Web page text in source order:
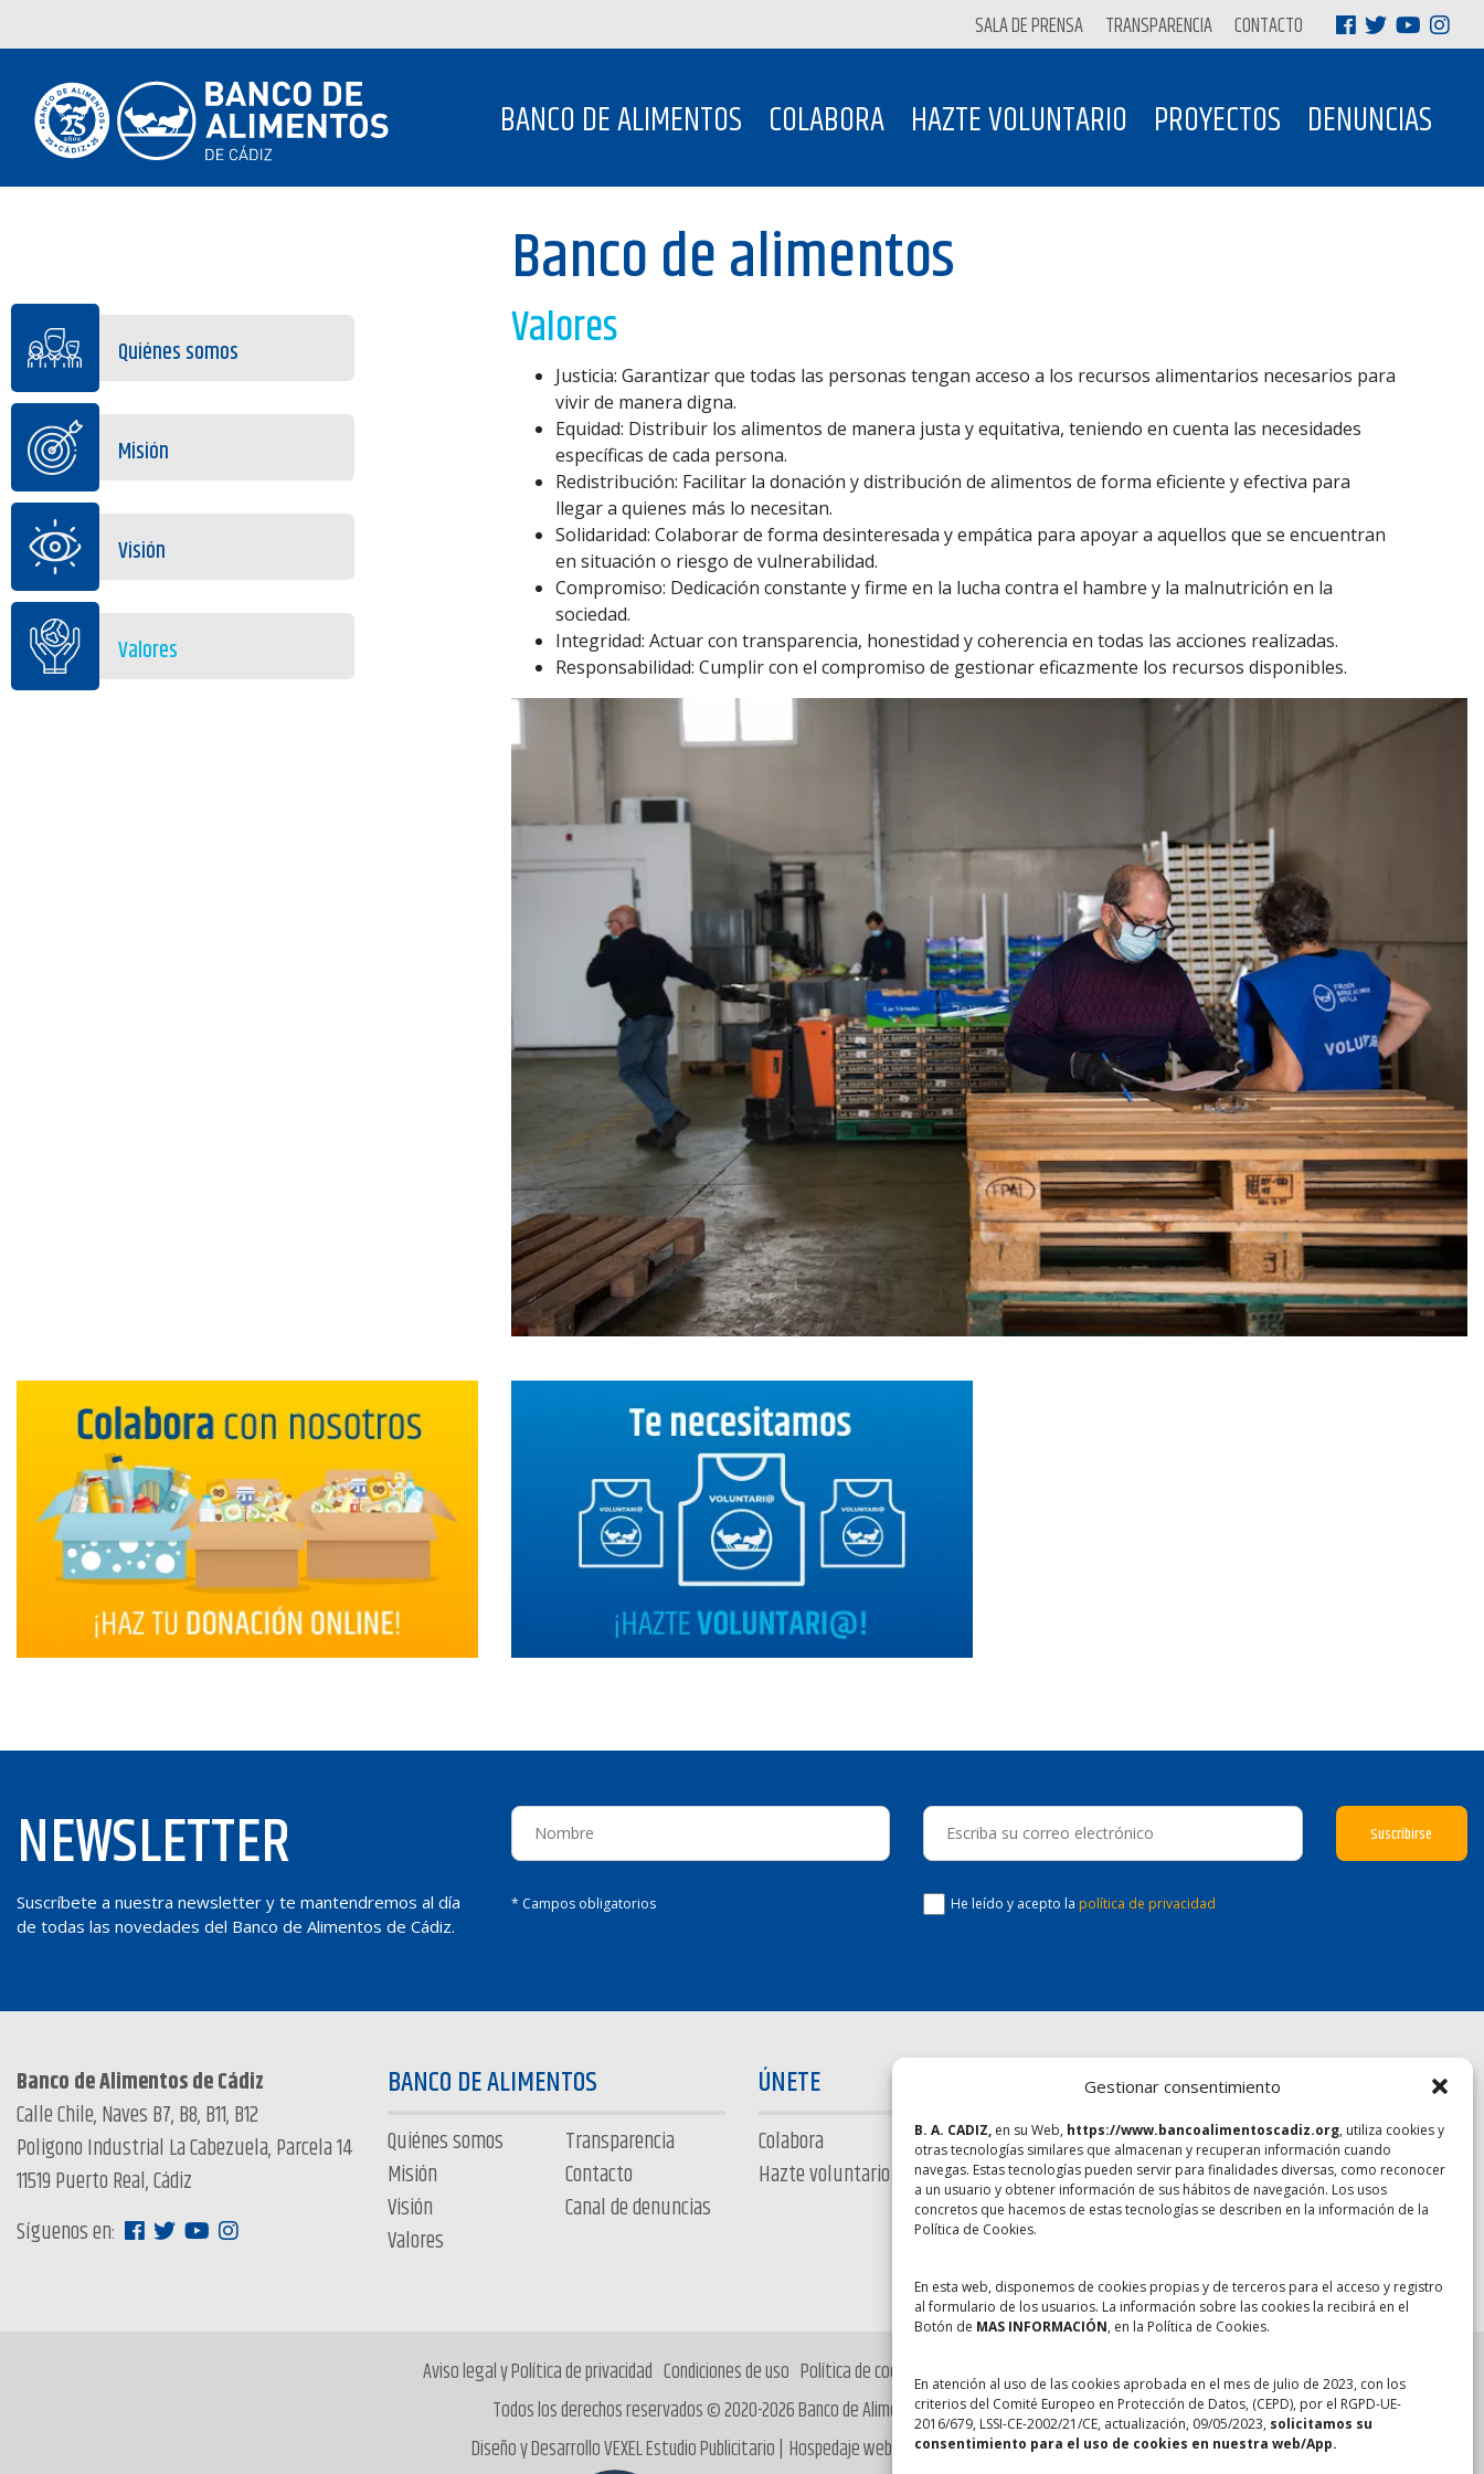
Gestionar consentimiento
B. A. CADIZ, en su Web, https://www.bancoalimentoscadiz.org, utiliza cookies y
otras tecnologías similares que almacenan y recuperan información cuando
navegas. Estas tecnologías pueden servir para finalidades diversas, como reconocer
a un usuario y obtener información de sus hábitos de navegación. Los usos
concretos que hacemos de estas tecnologías se describen en la información de la
Política de Cookies.
En esta web, disponemos de cookies propias y de terceros para el acceso y registro
al formulario de los usuarios. La información sobre las cookies la recibirá en el
Botón de MAS INFORMACIÓN, en la Política de Cookies.
En atención al uso de las cookies aprobada en el mes de julio de 2023, con los
criterios del Comité Europeo en Protección de Datos, (CEPD), por el RGPD-UE-
2016/679, LSSI-CE-2002/21/CE, actualización, 09/05/2023, solicitamos su
consentimiento para el uso de cookies en nuestra web/App.
SALA DE PRENSA TRANSPARENCIA CONTACTO
BANCO DE ALIMENTOS COLABORA HAZTE VOLUNTARIO PROYECTOS DENUNCIAS
Quiénes somos
Misión
Visión
Valores
Banco de alimentos
Valores
Justicia: Garantizar que todas las personas tengan acceso a los recursos alimentarios necesarios para
vivir de manera digna.
Equidad: Distribuir los alimentos de manera justa y equitativa, teniendo en cuenta las necesidades
específicas de cada persona.
Redistribución: Facilitar la donación y distribución de alimentos de forma eficiente y efectiva para
llegar a quienes más lo necesitan.
Solidaridad: Colaborar de forma desinteresada y empática para apoyar a aquellos que se encuentran
en situación o riesgo de vulnerabilidad.
Compromiso: Dedicación constante y firme en la lucha contra el hambre y la malnutrición en la
sociedad.
Integridad: Actuar con transparencia, honestidad y coherencia en todas las acciones realizadas.
Responsabilidad: Cumplir con el compromiso de gestionar eficazmente los recursos disponibles.
NEWSLETTER
Suscríbete a nuestra newsletter y te mantendremos al día
de todas las novedades del Banco de Alimentos de Cádiz.
* Campos obligatorios He leído y acepto lapolítica de privacidad
Banco de Alimentos de Cádiz
Calle Chile, Naves B7, B8, B11, B12
Poligono Industrial La Cabezuela, Parcela 14
11519 Puerto Real, Cádiz
Síguenos en:
BANCO DE ALIMENTOS
Quiénes somos
Misión
Visión
Valores
Transparencia
Contacto
Canal de denuncias
ÚNETE
Colabora
Hazte voluntario
PROYECTOS
Empleo y formación
Ayuda a desfavorecidos
FEGA Frutas y hortalizas
Yo no lo tiro
Aprender comiendo
Cocina de aprovechamiento
Aviso legal y Política de privacidad Condiciones de uso Política de cookies
Colaboraciones web
Todos los derechos reservados © 2020-2026 Banco de Alimentos de Cádiz.
Diseño y DesarrolloVEXEL Estudio Publicitario | Hospedaje web: Hospedados.com